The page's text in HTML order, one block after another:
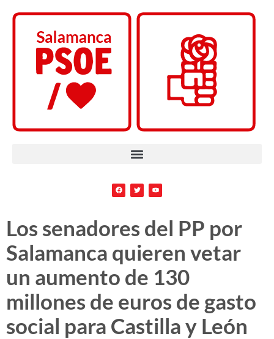
Los senadores del PP por
Salamanca quieren vetar
un aumento de 130
millones de euros de gasto
social para Castilla y León